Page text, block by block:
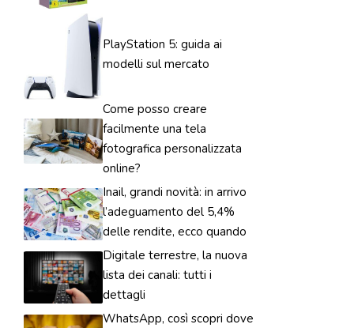
PlayStation 5: guida ai
modelli sul mercato
Come posso creare
facilmente una tela
fotografica personalizzata
online?
Inail, grandi novità: in arrivo
l’adeguamento del 5,4%
delle rendite, ecco quando
Digitale terrestre, la nuova
lista dei canali: tutti i
dettagli
WhatsApp, così scopri dove